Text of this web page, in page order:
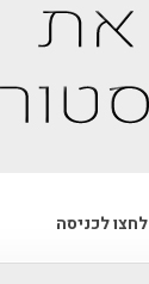
לחצו לכניסה